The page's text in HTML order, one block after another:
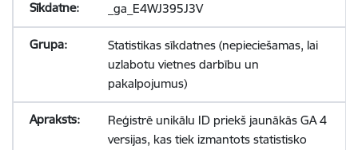
_ga_E4WJ395J3V
Statistikas sīkdatnes (nepieciešamas, lai
uzlabotu vietnes darbību un
pakalpojumus)
Reģistrē unikālu ID priekš jaunākās GA 4
versijas, kas tiek izmantots statistisko